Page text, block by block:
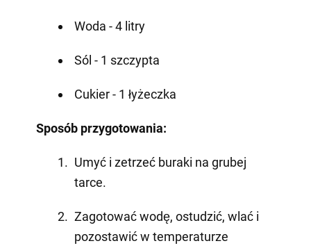
Woda - 4 litry
Sól - 1 szczypta
Cukier - 1 łyżeczka
Sposób przygotowania:
Umyć i zetrzeć buraki na grubej
tarce.
Zagotować wodę, ostudzić, wlać i
pozostawić w temperaturze